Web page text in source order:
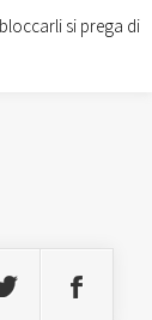
si prega di